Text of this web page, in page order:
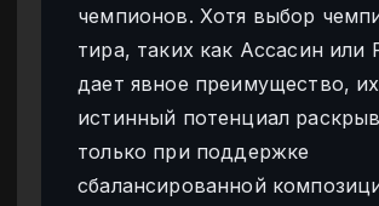
чемпионов. Хотя выбор
тира, таких как Ассасин или
дает явное преимущество, их
истинный потенциал
только при поддержке
сбалансированной